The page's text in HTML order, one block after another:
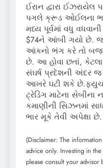
ઈરાન દ્વારા ઈઝરાયેલ
પગલે ક્રૂડ ઓઈલના
મધ્ય પૂર્વમાં વધુ
$74ને આંબી ગયો છે.
આંકનો ભંગ કરે તો
છે. આ હોવા છતાં,
સંઘર્ષ પ્રદેશની અંદર જ
આખરે ઘટી શકે
ટ્રેડિંગ માટેના
કમાણીની સિઝનમાં
ભાર મૂકે તેવી અપેક્ષા છે.
(Disclaimer: The
advice only. Investing in
please consult your advisor